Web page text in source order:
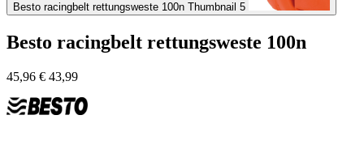
Besto racingbelt rettungsweste 100n Thumbnail 5
Besto racingbelt rettungsweste 100n
45,96 € 43,99